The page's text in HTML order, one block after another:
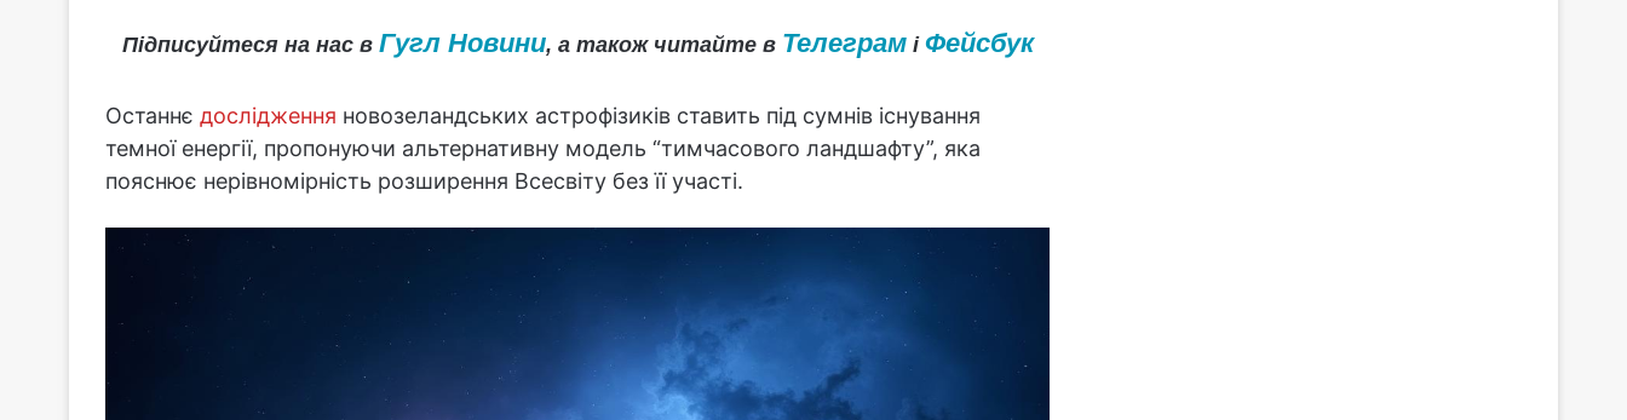
Підписуйтеся на нас в Гугл Новини, а також читайте в Телеграмі Фейсбук
Останнє дослідження новозеландських астрофізиків ставить під сумнів існування
темної енергії, пропонуючи альтернативну модель “тимчасового ландшафту”, яка
пояснює нерівномірність розширення Всесвіту без її участі.